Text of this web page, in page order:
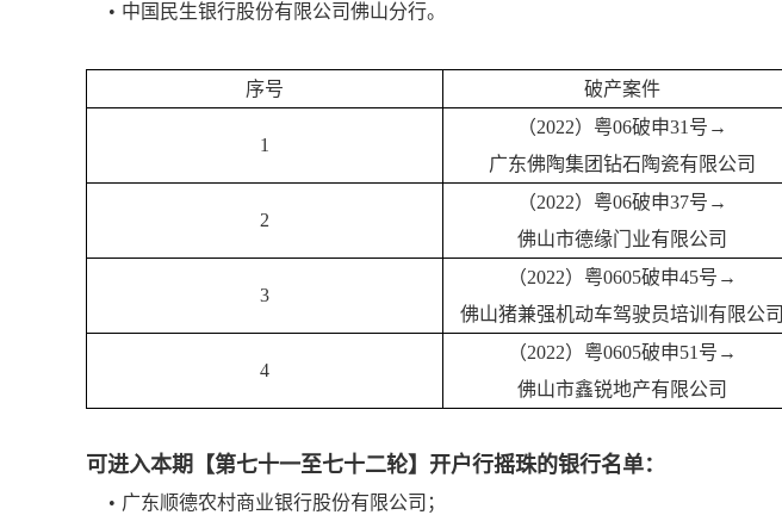
• 中国民生银行股份有限公司佛山分行。
序号 破产案件
1
（2022）粤06破申31号→
广东佛陶集团钻石陶瓷有限公司
2
（2022）粤06破申37号→
佛山市德缘门业有限公司
3
（2022）粤0605破申45号→
佛山猪兼强机动车驾驶员培训有限公司
4
（2022）粤0605破申51号→
佛山市鑫锐地产有限公司
可进入本期【第七十一至七十二轮】开户行摇珠的银行名单：
• 广东顺德农村商业银行股份有限公司；